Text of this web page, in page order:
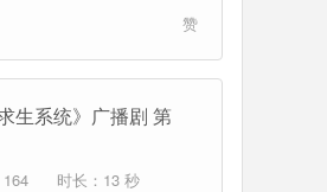
赞
生系统》广播剧 第
时长：13 秒